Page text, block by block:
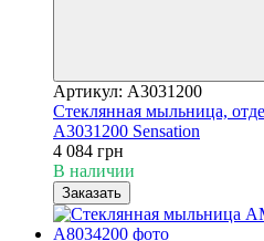
Артикул: A3031200
Стеклянная мыльница,
A3031200 Sensation
4 084 грн
В наличии
Заказать